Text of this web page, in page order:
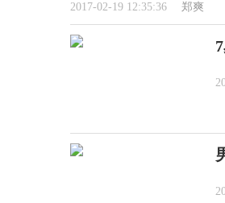
2017-02-19 12:35:36 郑爽